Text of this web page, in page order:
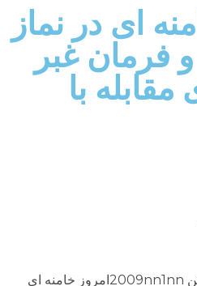
ای در نماز
فرمان غبر
با
جمعه 29 خرداد 88 / 19 ژوئن 2009nn1nnامروز خامنه ای